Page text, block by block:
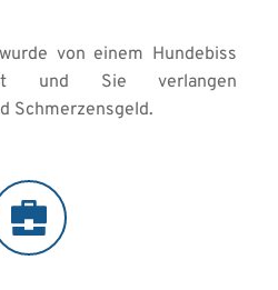
von einem Hundebiss
und Sie verlangen
Schmerzensgeld.